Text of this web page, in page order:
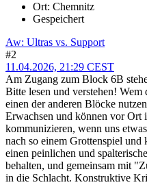
Ort: Chemnitz
Gespeichert
Aw: Ultras vs. Support
#2
11.04.2026, 21:29 CEST
Am Zugang zum Block 6B
Bitte lesen und verstehen! Wem
einen der anderen Blöcke
Erwachsen und können vor Ort
kommunizieren, wenn uns
nach so einem Grottenspiel
einen peinlichen und
behalten, und gemeinsam mit
in die Schlacht. Konstruktive